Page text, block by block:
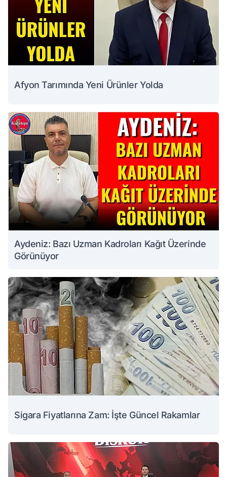
Afyon Tarımında Yeni Ürünler Yolda
Aydeniz: Bazı Uzman Kadroları Kağıt Üzerinde
Görünüyor
Sigara Fiyatlarına Zam: İşte Güncel Rakamlar